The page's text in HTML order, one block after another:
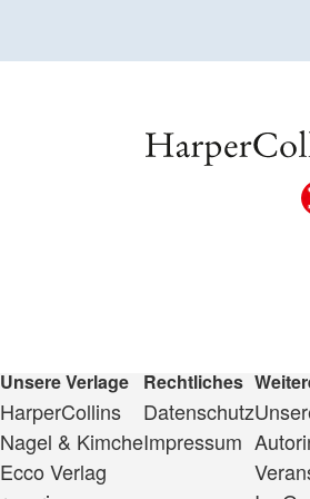
Unsere Verlage
HarperCollins
Nagel & Kimche
Ecco Verlag
Rechtliches
Datenschutz
Impressum